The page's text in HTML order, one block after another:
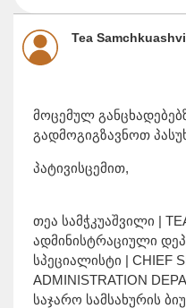
მოცემულ
გადმოგიგზავნოთ
პატივისცემით,
თეა სამჭკუაშვილი |
ადმინისტრაციული
სპეციალისტი | CHIEF
ADMINISTRATION
საჯარო სამსახურის